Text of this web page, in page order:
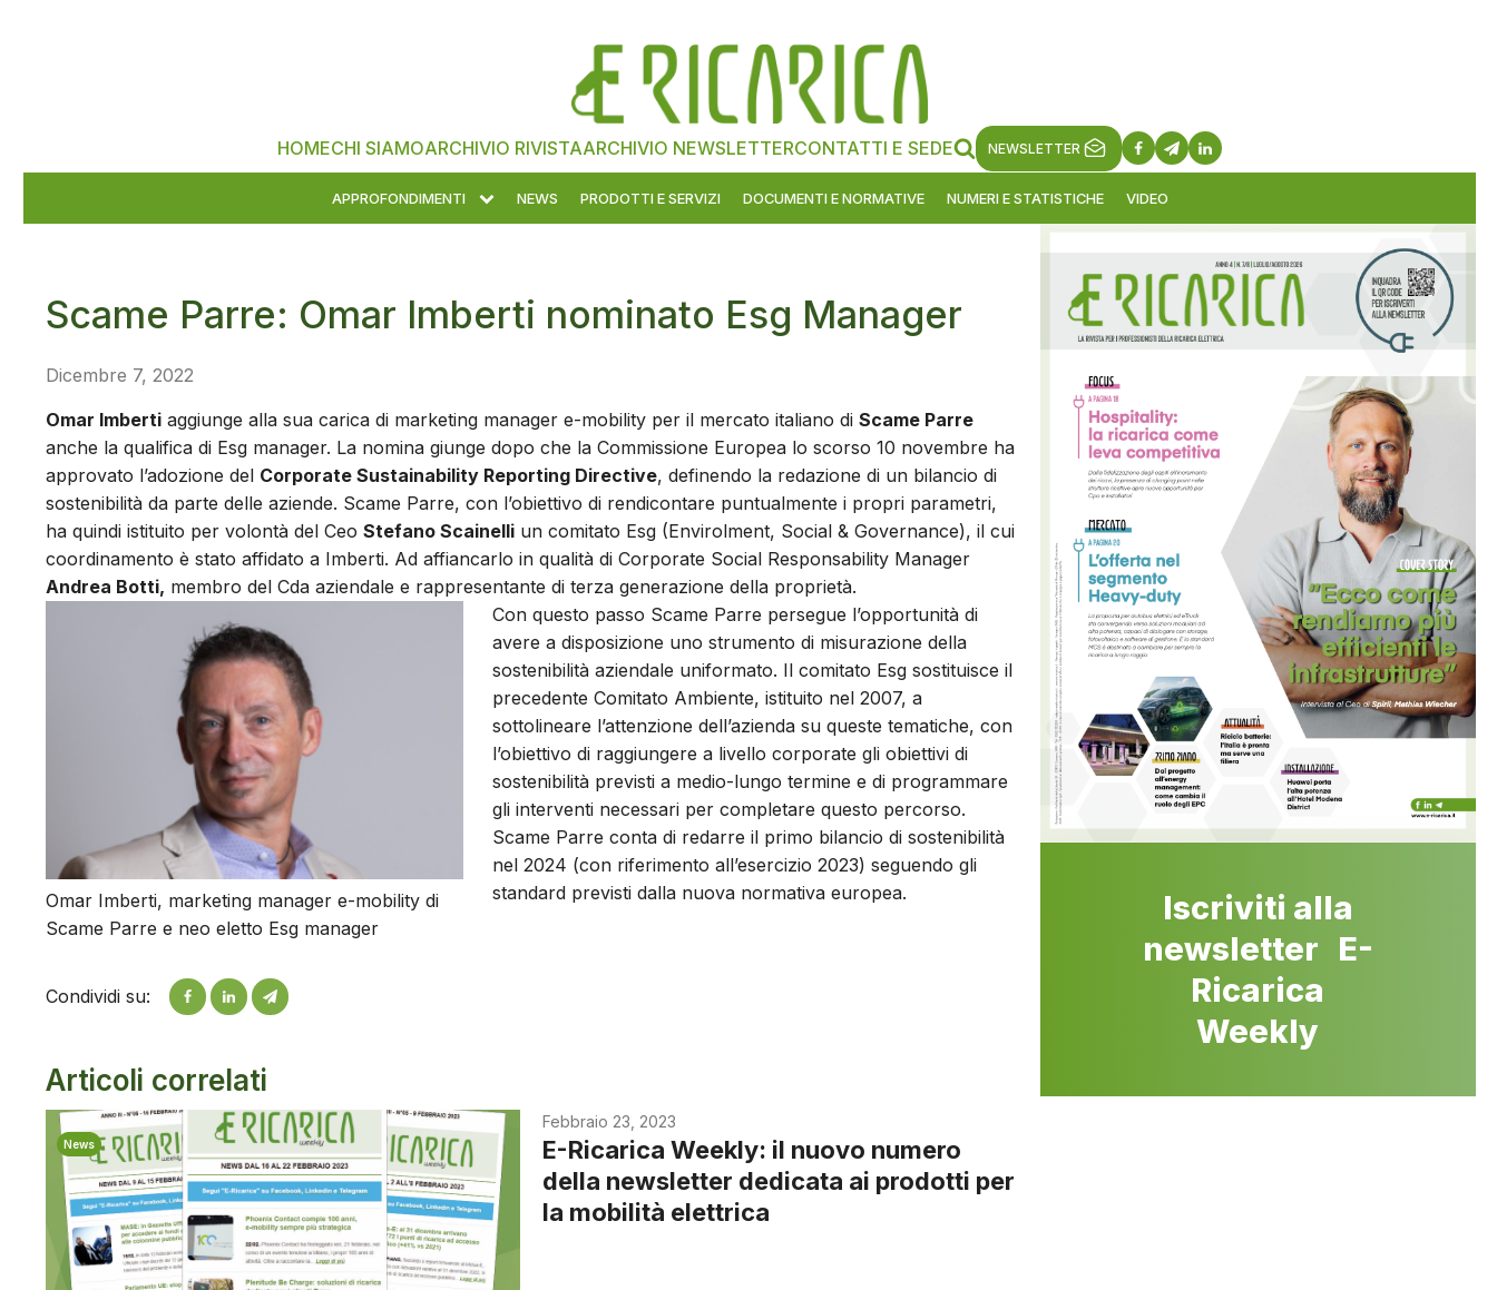
HOMECHI SIAMOARCHIVIO RIVISTAARCHIVIO NEWSLETTERCONTATTI E SEDE NEWSLETTER
APPROFONDIMENTI NEWS PRODOTTI E SERVIZI DOCUMENTI E NORMATIVE NUMERI E STATISTICHE VIDEO
Scame Parre: Omar Imberti nominato Esg Manager
Dicembre 7, 2022
Omar Imberti aggiunge alla sua carica di marketing manager e-mobility per il mercato italiano di Scame Parre
anche la qualifica di Esg manager. La nomina giunge dopo che la Commissione Europea lo scorso 10 novembre ha
approvato l’adozione del Corporate Sustainability Reporting Directive, definendo la redazione di un bilancio di
sostenibilità da parte delle aziende. Scame Parre, con l’obiettivo di rendicontare puntualmente i propri parametri,
ha quindi istituito per volontà del Ceo Stefano Scainelli un comitato Esg (Envirolment, Social & Governance), il cui
coordinamento è stato affidato a Imberti. Ad affiancarlo in qualità di Corporate Social Responsability Manager
Andrea Botti, membro del Cda aziendale e rappresentante di terza generazione della proprietà.
Omar Imberti, marketing manager e-mobility di
Scame Parre e neo eletto Esg manager
Con questo passo Scame Parre persegue l’opportunità di
avere a disposizione uno strumento di misurazione della
sostenibilità aziendale uniformato. Il comitato Esg sostituisce il
precedente Comitato Ambiente, istituito nel 2007, a
sottolineare l’attenzione dell’azienda su queste tematiche, con
l’obiettivo di raggiungere a livello corporate gli obiettivi di
sostenibilità previsti a medio-lungo termine e di programmare
gli interventi necessari per completare questo percorso.
Scame Parre conta di redarre il primo bilancio di sostenibilità
nel 2024 (con riferimento all’esercizio 2023) seguendo gli
standard previsti dalla nuova normativa europea.
Condividi su:
Articoli correlati
News
Febbraio 23, 2023
E-Ricarica Weekly: il nuovo numero
della newsletter dedicata ai prodotti per
la mobilità elettrica
Iscriviti alla
newsletter E-
Ricarica
Weekly